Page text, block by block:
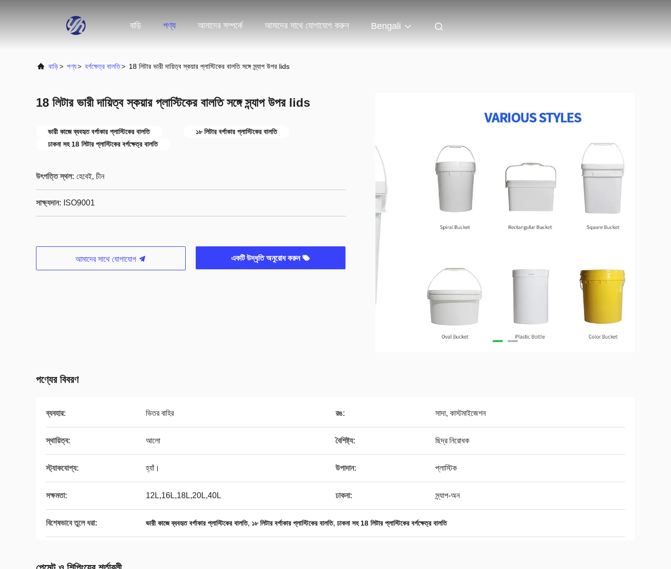
বাড়ি পণ্য আমাদের সম্পর্কে আমাদের সাথে যোগাযোগ করুন Bengali
বাড়ি> পণ্য> বর্গক্ষেত্র বালতি> 18 লিটার ভারী দায়িত্ব স্কয়ার প্লাস্টিকের বালতি সঙ্গে স্ন্যাপ উপর lids
18 লিটার ভারী দায়িত্ব স্কয়ার প্লাস্টিকের বালতি সঙ্গে স্ন্যাপ উপর lids
ভারী কাজে ব্যবহৃত বর্গাকার প্লাস্টিকের বালতি
১৮ লিটার বর্গাকার প্লাস্টিকের বালতি
ঢাকনা সহ 18 লিটার প্লাস্টিকের বর্গক্ষেত্র বালতি
উৎপত্তি স্থল: হেবেই, চীন
সাক্ষ্যদান: ISO9001
আমাদের সাথে যোগাযোগ একটি উদ্ধৃতি অনুরোধ করুন
পণ্যের বিবরণ
ব্যবহার: ভিতর বাহির রঙ: সাদা, কাস্টমাইজেশন
স্থায়িত্ব: আলো বৈশিষ্ট্য: ছিদ্র নিরোধক
স্ট্যাকযোগ্য: হ্যাঁ। উপাদান: প্লাস্টিক
সক্ষমতা: 12L,16L,18L,20L,40L ঢাকনা: স্ন্যাপ-অন
বিশেষভাবে তুলে ধরা: ভারী কাজে ব্যবহৃত বর্গাকার প্লাস্টিকের বালতি, ১৮ লিটার বর্গাকার প্লাস্টিকের বালতি, ঢাকনা সহ 18 লিটার প্লাস্টিকের বর্গক্ষেত্র বালতি